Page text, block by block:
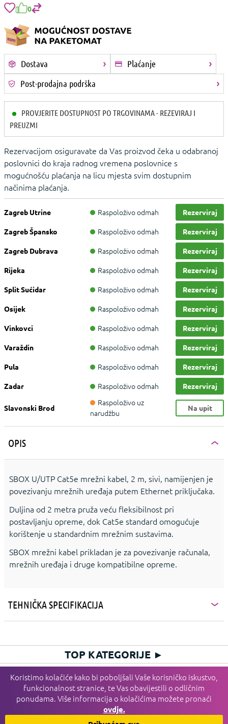
0
Dostava
Plaćanje
Post-prodajna podrška
PROVJERITE DOSTUPNOST PO TRGOVINAMA - REZEVIRAJ I
PREUZMI
Rezervacijom osiguravate da Vas proizvod čeka u odabranoj
poslovnici do kraja radnog vremena poslovnice s
mogućnošću plaćanja na licu mjesta svim dostupnim
načinima plaćanja.
Zagreb Utrine Raspoloživo odmah Rezerviraj
Zagreb Špansko Raspoloživo odmah Rezerviraj
Zagreb Dubrava Raspoloživo odmah Rezerviraj
Rijeka Raspoloživo odmah Rezerviraj
Split Sućidar Raspoloživo odmah Rezerviraj
Osijek Raspoloživo odmah Rezerviraj
Vinkovci Raspoloživo odmah Rezerviraj
Varaždin Raspoloživo odmah Rezerviraj
Pula Raspoloživo odmah Rezerviraj
Zadar Raspoloživo odmah Rezerviraj
Slavonski Brod
Raspoloživo uz
narudžbu
Na upit
OPIS
SBOX U/UTP Cat5e mrežni kabel, 2 m, sivi, namijenjen je
povezivanju mrežnih uređaja putem Ethernet priključaka.
Duljina od 2 metra pruža veću fleksibilnost pri
postavljanju opreme, dok Cat5e standard omogućuje
korištenje u standardnim mrežnim sustavima.
SBOX mrežni kabel prikladan je za povezivanje računala,
mrežnih uređaja i druge kompatibilne opreme.
TEHNIČKA SPECIFIKACIJA
Koristimo kolačiće kako bi poboljšali Vaše korisničko iskustvo,
funkcionalnost stranice, te Vas obavijestili o odličnim
ponudama. Više informacija o kolačićima možete pronaći
ovdje.
TOP KATEGORIJE ►
HIT KATEGORIJE ►
PLAĆANJE I DOSTAVA I SERVIS►
INFORMACIJE